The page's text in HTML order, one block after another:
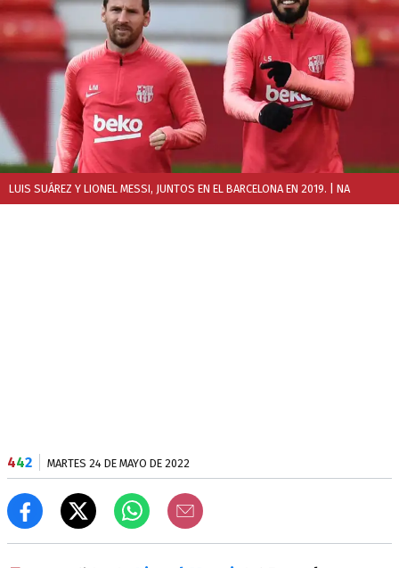
LUIS SUÁREZ Y LIONEL MESSI, JUNTOS EN EL BARCELONA EN 2019. | NA
442 MARTES 24 DE MAYO DE 2022